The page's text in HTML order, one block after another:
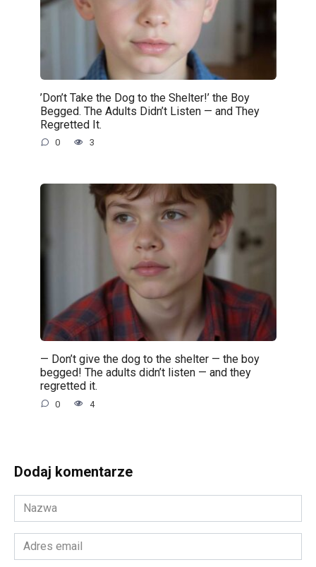
’Don’t Take the Dog to the Shelter!’ the Boy
Begged. The Adults Didn’t Listen — and They
Regretted It.
0 3
— Don’t give the dog to the shelter — the boy
begged! The adults didn’t listen — and they
regretted it.
0 4
Dodaj komentarze
Nazwa
*
Adres
email